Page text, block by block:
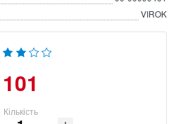
VIROK
101
Кількість